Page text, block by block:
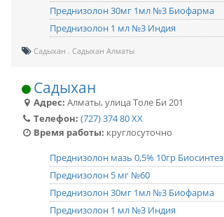
Преднизолон 30мг 1мл №3 Биофарма
Преднизолон 1 мл №3 Индия
Садыхан Садыхан Алматы
Садыхан
Адрес: Алматы,улица Толе Би 201
Телефон: (727) 374 80 XX
Время работы: круглосуточно
Преднизолон мазь 0,5% 10гр Биосинтез
Преднизолон 5 мг №60
Преднизолон 30мг 1мл №3 Биофарма
Преднизолон 1 мл №3 Индия